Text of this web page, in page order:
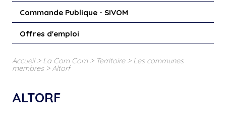
Commande Publique - SIVOM
Offres d'emploi
Accueil> La Com Com> Territoire> Les communes
membres>Altorf
ALTORF